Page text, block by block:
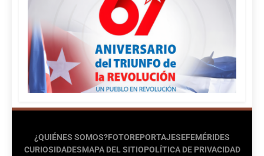
¿QUIÉNES SOMOS?FOTOREPORTAJESEFEMÉRIDES
CURIOSIDADESMAPA DEL SITIOPOLÍTICA DE PRIVACIDAD